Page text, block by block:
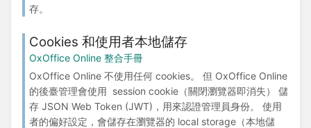
存。
Cookies 和使用者本地儲存
OxOffice Online 整合手冊
OxOffice Online 不使用任何 cookies。 但 OxOffice Online
的後臺管理會使用 session cookie（關閉瀏覽器即消失） 儲
存 JSON Web Token (JWT)，用來認證管理員身份。 使用
者的偏好設定，會儲存在瀏覽器的 local storage（本地儲